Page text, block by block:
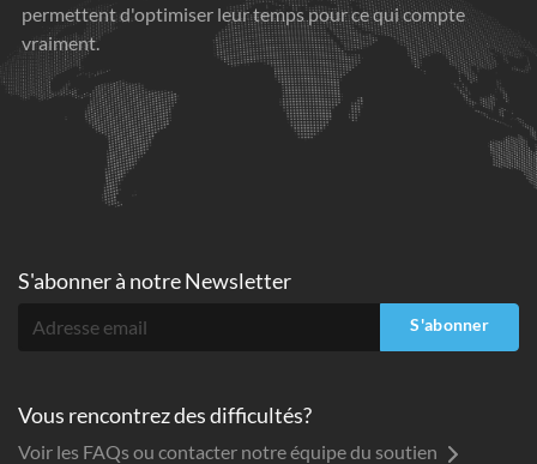
permettent d'optimiser leur temps pour ce qui compte
vraiment.
S'abonner à notre Newsletter
S'abonner
Vous rencontrez des difficultés?
Voir les FAQs ou contacter notre équipe du soutien